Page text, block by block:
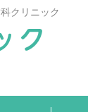
クリニック